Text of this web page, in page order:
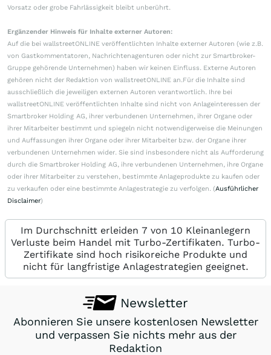
Vorsatz oder grobe Fahrlässigkeit bleibt unberührt.
Ergänzender Hinweis für Inhalte externer Autoren:
Auf die bei wallstreetONLINE veröffentlichten Inhalte externer Autoren (wie z.B.
von Gastkommentatoren, Nachrichtenagenturen oder nicht zur Smartbroker-
Gruppe gehörende Unternehmen) haben wir keinen Einfluss. Externe Autoren
gehören nicht der Redaktion von wallstreetONLINE an.Für die Inhalte sind
ausschließlich die jeweiligen externen Autoren verantwortlich. Ihre bei
wallstreetONLINE veröffentlichten Inhalte sind nicht von Anlageinteressen der
Smartbroker Holding AG, ihrer verbundenen Unternehmen, ihrer Organe oder
ihrer Mitarbeiter bestimmt und spiegeln nicht notwendigerweise die Meinungen
und Auffassungen ihrer Organe oder ihrer Mitarbeiter bzw. der Organe ihrer
verbundenen Unternehmen wider. Sie sind insbesondere nicht als Aufforderung
durch die Smartbroker Holding AG, ihre verbundenen Unternehmen, ihre Organe
oder ihrer Mitarbeiter zu verstehen, bestimmte Anlageprodukte zu kaufen oder
zu verkaufen oder eine bestimmte Anlagestrategie zu verfolgen. (Ausführlicher
Disclaimer)
Im Durchschnitt erleiden 7 von 10 Kleinanlegern
Verluste beim Handel mit Turbo-Zertifikaten. Turbo-
Zertifikate sind hoch risikoreiche Produkte und
nicht für langfristige Anlagestrategien geeignet.
Newsletter
Abonnieren Sie unsere kostenlosen Newsletter
und verpassen Sie nichts mehr aus der
Redaktion